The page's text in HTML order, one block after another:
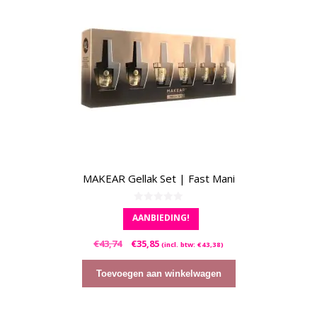
MAKEAR Gellak Set | Fast Mani
0
v
5
AANBIEDING!
€43,74
Oorspronkelijke
was:
€43,74.
€35,85Huidige
is:
(incl. btw: €43,38)
Toevoegen aan winkelwagen